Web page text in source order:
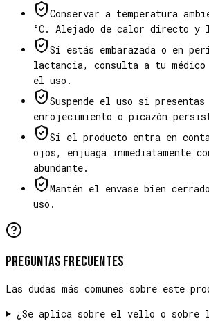
Conservar a temperatura
°C. Alejado de calor directo y
Si estás embarazada o en
lactancia, consulta a tu
el uso.
Suspende el uso si
enrojecimiento o picazón
Si el producto entra en
ojos, enjuaga inmediatamente
abundante.
Mantén el envase bien
uso.
Preguntas frecuentes
Las dudas más comunes sobre este
¿Se aplica sobre el vello o sobre